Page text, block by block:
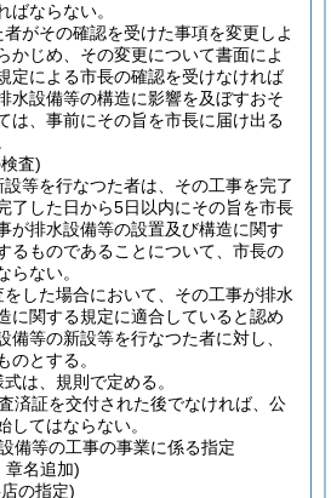
ばならない。
がその確認を受けた事項を変更しよ
かじめ、その変更について書面によ
定による市長の確認を受けなければ
水設備等の構造に影響を及ぼすおそ
は、事前にその旨を市長に届け出る
査)
等を行なつた者は、その工事を完了
了した日から5日以内にその旨を市長
が排水設備等の設置及び構造に関す
るものであることについて、市長の
らない。
をした場合において、その工事が排水
に関する規定に適合していると認め
備等の新設等を行なつた者に対し、
のとする。
は、規則で定める。
済証を交付された後でなければ、公
してはならない。
備等の工事の事業に係る指定
章名追加)
の指定)